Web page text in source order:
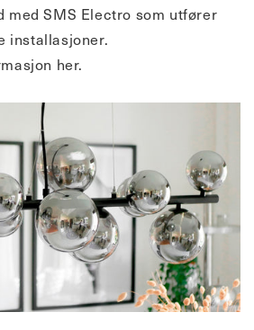
med SMS Electro som utfører
installasjoner.
her.